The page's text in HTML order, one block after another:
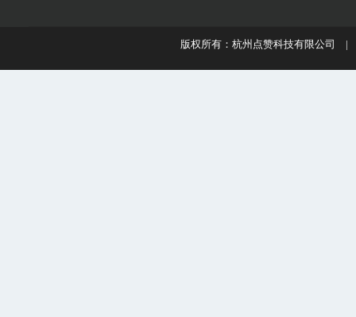
版权所有：杭州点赞科技有限公司